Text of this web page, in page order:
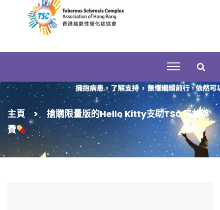
搜
尋
關
鍵
主頁 >
搶購限量版的Hello Kitty支助TSC病友藥
費